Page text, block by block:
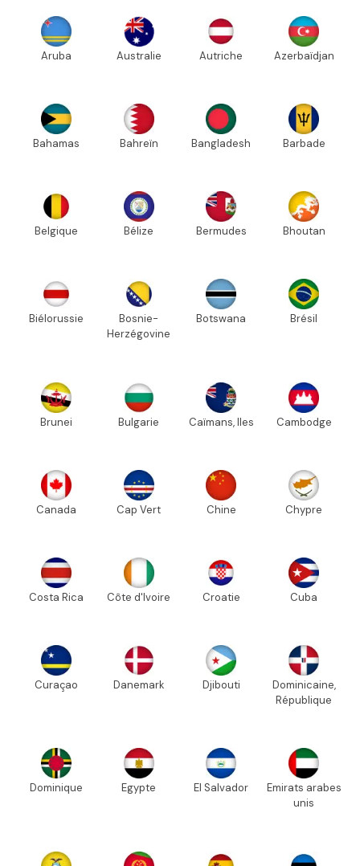
Aruba Australie Autriche Azerbaïdjan
Bahamas Bahreïn Bangladesh Barbade
Belgique Bélize Bermudes Bhoutan
Biélorussie
Bosnie-
Herzégovine
Botswana Brésil
Brunei Bulgarie Caïmans, Iles Cambodge
Canada Cap Vert Chine Chypre
Costa Rica Côte d'Ivoire Croatie Cuba
Curaçao Danemark Djibouti
Dominicaine,
République
Dominique Egypte El Salvador
Emirats arabes
unis